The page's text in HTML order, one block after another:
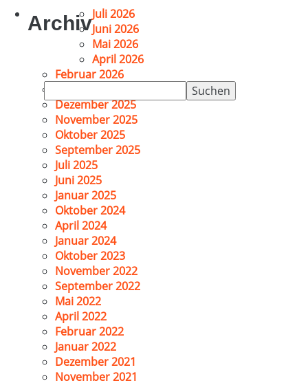
Suchen
nach:
ArchivJuli 2026
Juni 2026
Mai 2026
April 2026
Februar 2026
Dezember 2025
November 2025
Oktober 2025
September 2025
Juli 2025
Juni 2025
Januar 2025
Oktober 2024
April 2024
Januar 2024
Oktober 2023
November 2022
September 2022
Mai 2022
April 2022
Februar 2022
Januar 2022
Dezember 2021
November 2021